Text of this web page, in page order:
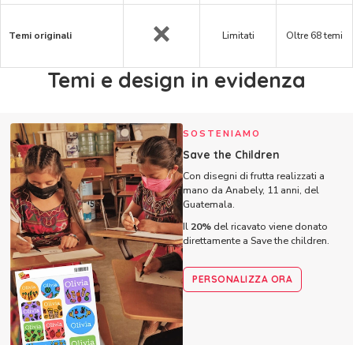
Temi originali Limitati Oltre 68 temi
Temi e design in evidenza
SOSTENIAMO
Save the Children
Con disegni di frutta realizzati a
mano da Anabely, 11 anni, del
Guatemala.
Il 20% del ricavato viene donato
direttamente a Save the children.
PERSONALIZZA ORA